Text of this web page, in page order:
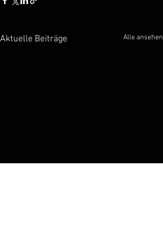
Aktuelle Beiträge Alle ansehen